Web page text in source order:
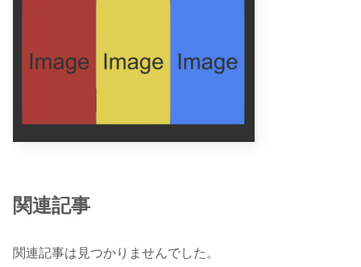
関連記事
関連記事は見つかりませんでした。